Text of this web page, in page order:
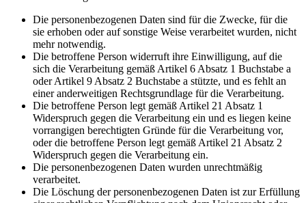
Die personenbezogenen Daten sind für die Zwecke, für die
sie erhoben oder auf sonstige Weise verarbeitet wurden, nicht
mehr notwendig.
Die betroffene Person widerruft ihre Einwilligung, auf die
sich die Verarbeitung gemäß Artikel 6 Absatz 1 Buchstabe a
oder Artikel 9 Absatz 2 Buchstabe a stützte, und es fehlt an
einer anderweitigen Rechtsgrundlage für die Verarbeitung.
Die betroffene Person legt gemäß Artikel 21 Absatz 1
Widerspruch gegen die Verarbeitung ein und es liegen keine
vorrangigen berechtigten Gründe für die Verarbeitung vor,
oder die betroffene Person legt gemäß Artikel 21 Absatz 2
Widerspruch gegen die Verarbeitung ein.
Die personenbezogenen Daten wurden unrechtmäßig
verarbeitet.
Die Löschung der personenbezogenen Daten ist zur Erfüllung